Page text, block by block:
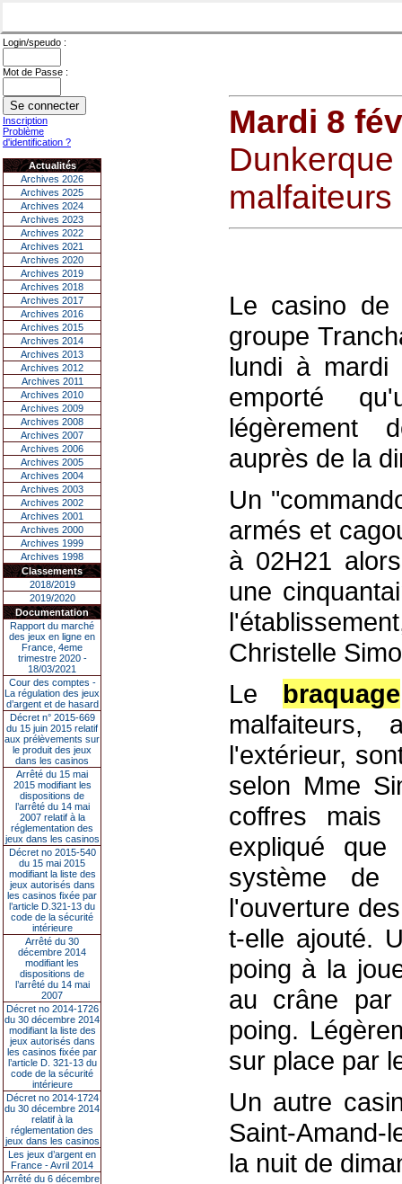
Login/speudo :
Mot de Passe :
Inscription
Problème
d'identification ?
Actualités
Archives 2026
Archives 2025
Archives 2024
Archives 2023
Archives 2022
Archives 2021
Archives 2020
Archives 2019
Archives 2018
Archives 2017
Archives 2016
Archives 2015
Archives 2014
Archives 2013
Archives 2012
Archives 2011
Archives 2010
Archives 2009
Archives 2008
Archives 2007
Archives 2006
Archives 2005
Archives 2004
Archives 2003
Archives 2002
Archives 2001
Archives 2000
Archives 1999
Archives 1998
Classements
2018/2019
2019/2020
Documentation
Rapport du marché
des jeux en ligne en
France, 4eme
trimestre 2020 -
18/03/2021
Cour des comptes -
La régulation des jeux
d’argent et de hasard
Décret n° 2015-669
du 15 juin 2015 relatif
aux prélèvements sur
le produit des jeux
dans les casinos
Arrêté du 15 mai
2015 modifiant les
dispositions de
l’arrêté du 14 mai
2007 relatif à la
réglementation des
jeux dans les casinos
Décret no 2015-540
du 15 mai 2015
modifiant la liste des
jeux autorisés dans
les casinos fixée par
l’article D.321-13 du
code de la sécurité
intérieure
Arrêté du 30
décembre 2014
modifiant les
dispositions de
l’arrêté du 14 mai
2007
Décret no 2014-1726
du 30 décembre 2014
modifiant la liste des
jeux autorisés dans
les casinos fixée par
l’article D. 321-13 du
code de la sécurité
intérieure
Décret no 2014-1724
du 30 décembre 2014
relatif à la
réglementation des
jeux dans les casinos
Les jeux d’argent en
France - Avril 2014
Arrêté du 6 décembre
Mardi 8
malfaiteurs
Le casino de
groupe
lundi à mardi
emporté
légèrement
auprès de la
Un
armés et
à 02H21
une
Christelle
Le braquage
malfaiteurs,
l'extérieur,
selon Mme
coffres
expliqué
système de
l'ouverture
t-elle ajouté.
poing à la
au crâne
poing.
sur place par
Un autre
Saint-Amand-
la nuit de